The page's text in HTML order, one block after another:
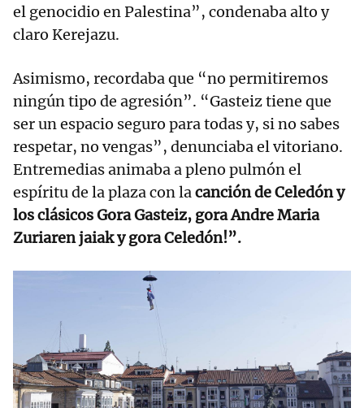
el genocidio en Palestina”, condenaba alto y
claro Kerejazu.
Asimismo, recordaba que “no permitiremos
ningún tipo de agresión”. “Gasteiz tiene que
ser un espacio seguro para todas y, si no sabes
respetar, no vengas”, denunciaba el vitoriano.
Entremedias animaba a pleno pulmón el
espíritu de la plaza con lacanción de Celedón y
los clásicos Gora Gasteiz, gora Andre Maria
Zuriaren jaiak y gora Celedón!”.